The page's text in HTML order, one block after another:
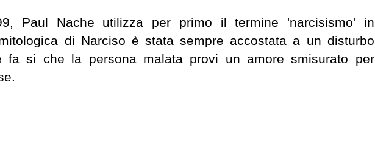
Paul Nache utilizza per primo il termine 'narcisismo' in
di Narciso è stata sempre accostata a un disturbo
fa si che la persona malata provi un amore smisurato per